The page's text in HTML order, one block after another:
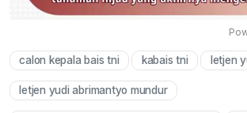
calon kepala bais tni kabais tni letjen
letjen yudi abrimantyo mundur